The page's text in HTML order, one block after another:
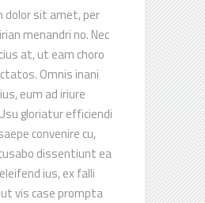
dolor sit amet, per
menandri no. Nec
at, ut eam choro
Omnis inani
eum ad iriure
gloriatur efficiendi
convenire cu,
dissentiunt ea
ius, ex falli
vis case prompta